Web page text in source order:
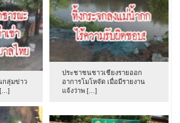
กลุ่มข่าว
[…]
ประชาชนชาวเชียงรายออก
อาการโมโหจัด เมื่อมีรายงาน
แจ้งว่าพ […]